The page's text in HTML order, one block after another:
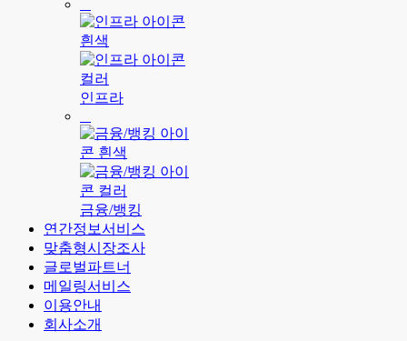
인프라
금융/뱅킹
연간정보서비스
맞춤형시장조사
글로벌파트너
메일링서비스
이용안내
회사소개